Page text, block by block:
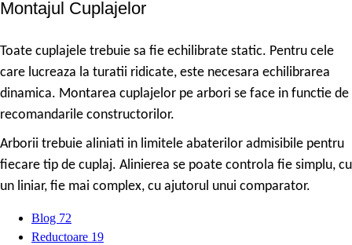
Montajul Cuplajelor
Toate cuplajele trebuie sa fie echilibrate static. Pentru cele
care lucreaza la turatii ridicate, este necesara echilibrarea
dinamica. Montarea cuplajelor pe arbori se face in functie de
recomandarile constructorilor.
Arborii trebuie aliniati in limitele abaterilor admisibile pentru
fiecare tip de cuplaj. Alinierea se poate controla fie simplu, cu
un liniar, fie mai complex, cu ajutorul unui comparator.
Blog 72
Reductoare 19